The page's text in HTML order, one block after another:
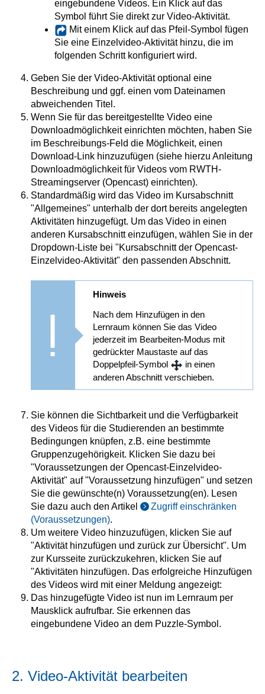
eingebundene Videos. Ein Klick auf das
Symbol führt Sie direkt zur Video-Aktivität.
Mit einem Klick auf das Pfeil-Symbol fügen
Sie eine Einzelvideo-Aktivität hinzu, die im
folgenden Schritt konfiguriert wird.
Geben Sie der Video-Aktivität optional eine
Beschreibung und ggf. einen vom Dateinamen
abweichenden Titel.
Wenn Sie für das bereitgestellte Video eine
Downloadmöglichkeit einrichten möchten, haben Sie
im Beschreibungs-Feld die Möglichkeit, einen
Download-Link hinzuzufügen (siehe hierzu Anleitung
Downloadmöglichkeit für Videos vom RWTH-
Streamingserver (Opencast) einrichten).
Standardmäßig wird das Video im Kursabschnitt
"Allgemeines" unterhalb der dort bereits angelegten
Aktivitäten hinzugefügt. Um das Video in einen
anderen Kursabschnitt einzufügen, wählen Sie in der
Dropdown-Liste bei "Kursabschnitt der Opencast-
Einzelvideo-Aktivität" den passenden Abschnitt.
Hinweis
Nach dem Hinzufügen in den
Lernraum können Sie das Video
jederzeit im Bearbeiten-Modus mit
gedrückter Maustaste auf das
Doppelpfeil-Symbol
in einen
anderen Abschnitt verschieben.
Sie können die Sichtbarkeit und die Verfügbarkeit
des Videos für die Studierenden an bestimmte
Bedingungen knüpfen, z.B. eine bestimmte
Gruppenzugehörigkeit. Klicken Sie dazu bei
"Voraussetzungen der Opencast-Einzelvideo-
Aktivität" auf "Voraussetzung hinzufügen" und setzen
Sie die gewünschte(n) Voraussetzung(en). Lesen
Sie dazu auch den Artikel
Zugriff einschränken
(Voraussetzungen).
Um weitere Video hinzuzufügen, klicken Sie auf
"Aktivität hinzufügen und zurück zur Übersicht". Um
zur Kursseite zurückzukehren, klicken Sie auf
"Aktivitäten hinzufügen. Das erfolgreiche Hinzufügen
des Videos wird mit einer Meldung angezeigt:
Das hinzugefügte Video ist nun im Lernraum per
Mausklick aufrufbar. Sie erkennen das
eingebundene Video an dem Puzzle-Symbol.
2. Video-Aktivität bearbeiten